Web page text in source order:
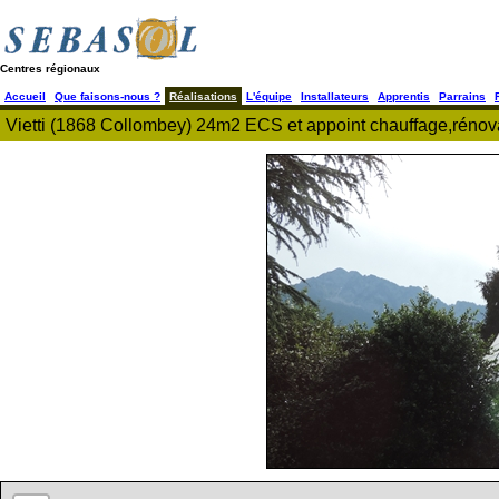
Centres régionaux
Accueil Que faisons-nous ? Réalisations L'équipe Installateurs Apprentis Parrains
Vietti (1868 Collombey) 24m2 ECS et appoint